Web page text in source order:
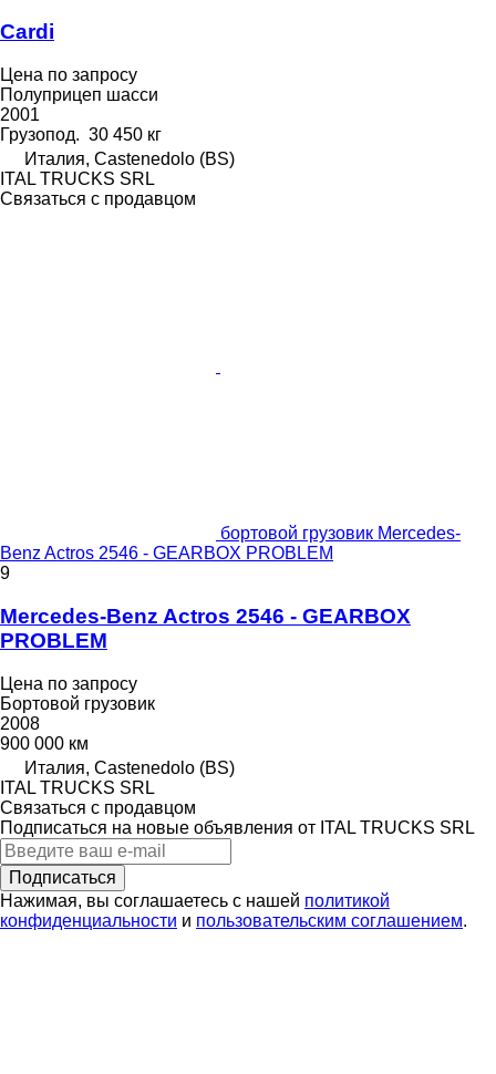
Cardi
Цена по запросу
Полуприцеп шасси
2001
Грузопод. 30 450 кг
Италия, Castenedolo (BS)
ITAL TRUCKS SRL
Связаться с продавцом
бортовой грузовик Mercedes-
Benz Actros 2546 - GEARBOX PROBLEM
9
Mercedes-Benz Actros 2546 - GEARBOX
PROBLEM
Цена по запросу
Бортовой грузовик
2008
900 000 км
Италия, Castenedolo (BS)
ITAL TRUCKS SRL
Связаться с продавцом
Подписаться на новые объявления от ITAL TRUCKS SRL
Подписаться
Нажимая, вы соглашаетесь с нашей политикой
конфиденциальности и пользовательским соглашением.